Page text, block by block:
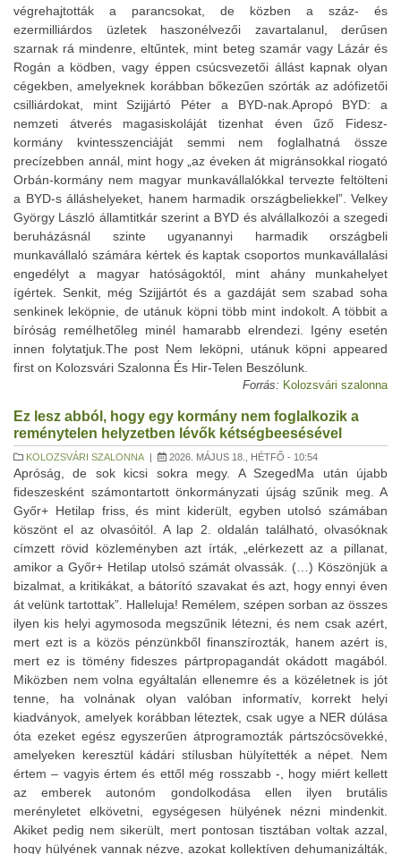
végrehajtották a parancsokat, de közben a száz- és
ezermilliárdos üzletek haszonélvezői zavartalanul, derűsen
szarnak rá mindenre, eltűntek, mint beteg szamár vagy Lázár és
Rogán a ködben, vagy éppen csúcsvezetői állást kapnak olyan
cégekben, amelyeknek korábban bőkezűen szórták az adófizetői
csilliárdokat, mint Szijjártó Péter a BYD-nak.Apropó BYD: a
nemzeti átverés magasiskoláját tizenhat éven űző Fidesz-
kormány kvintesszenciáját semmi nem foglalhatná össze
precízebben annál, mint hogy „az éveken át migránsokkal riogató
Orbán-kormány nem magyar munkavállalókkal tervezte feltölteni
a BYD-s álláshelyeket, hanem harmadik országbeliekkel”. Velkey
György László államtitkár szerint a BYD és alvállalkozói a szegedi
beruházásnál szinte ugyanannyi harmadik országbeli
munkavállaló számára kértek és kaptak csoportos munkavállalási
engedélyt a magyar hatóságoktól, mint ahány munkahelyet
ígértek. Senkit, még Szijjártót és a gazdáját sem szabad soha
senkinek leköpnie, de utánuk köpni több mint indokolt. A többit a
bíróság remélhetőleg minél hamarabb elrendezi. Igény esetén
innen folytatjuk.The post Nem leköpni, utánuk köpni appeared
first on Kolozsvári Szalonna És Hir-Telen Beszólunk.
Forrás: Kolozsvári szalonna
Ez lesz abból, hogy egy kormány nem foglalkozik a
reménytelen helyzetben lévők kétségbeesésével
KOLOZSVÁRI SZALONNA | 2026. MÁJUS 18., HÉTFŐ - 10:54
Apróság, de sok kicsi sokra megy. A SzegedMa után újabb
fideszesként számontartott önkormányzati újság szűnik meg. A
Győr+ Hetilap friss, és mint kiderült, egyben utolsó számában
köszönt el az olvasóitól. A lap 2. oldalán található, olvasóknak
címzett rövid közleményben azt írták, „elérkezett az a pillanat,
amikor a Győr+ Hetilap utolsó számát olvassák. (…) Köszönjük a
bizalmat, a kritikákat, a bátorító szavakat és azt, hogy ennyi éven
át velünk tartottak”. Halleluja! Remélem, szépen sorban az összes
ilyen kis helyi agymosoda megszűnik létezni, és nem csak azért,
mert ezt is a közös pénzünkből finanszírozták, hanem azért is,
mert ez is tömény fideszes pártpropagandát okádott magából.
Miközben nem volna egyáltalán ellenemre és a közéletnek is jót
tenne, ha volnának olyan valóban informatív, korrekt helyi
kiadványok, amelyek korábban léteztek, csak ugye a NER dúlása
óta ezeket egész egyszerűen átprogramozták pártszócsövekké,
amelyeken keresztül kádári stílusban hülyítették a népet. Nem
értem – vagyis értem és ettől még rosszabb -, hogy miért kellett
az emberek autonóm gondolkodása ellen ilyen brutális
merényletet elkövetni, egységesen hülyének nézni mindenkit.
Akiket pedig nem sikerült, mert pontosan tisztában voltak azzal,
hogy hülyének vannak nézve, azokat kollektíven dehumanizálták,